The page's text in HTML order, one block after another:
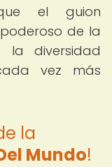
el guion
de la
la diversidad
vez más
la
Mundo!